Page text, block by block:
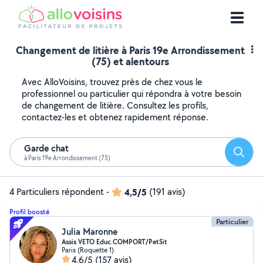
Changement de litière à Paris 19e Arrondissement
(75) et alentours
Avec AlloVoisins, trouvez près de chez vous le
professionnel ou particulier qui répondra à votre besoin
de changement de litière. Consultez les profils,
contactez-les et obtenez rapidement réponse.
Garde chat
à Paris 19e Arrondissement (75)
4 Particuliers répondent- 4,5/5 (191 avis)
Profil boosté
Particulier
Julia Maronne
Assis VETO Educ.COMPORT/PetSit
Paris (Roquette 1)
4,6/5 (157 avis)